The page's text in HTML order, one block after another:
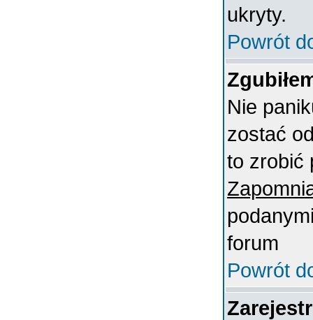
ukryty.
Powrót
Nie
zostać
to zrobić
forum
Powrót